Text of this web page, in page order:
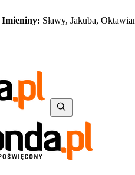
Imieniny: Sławy, Jakuba,